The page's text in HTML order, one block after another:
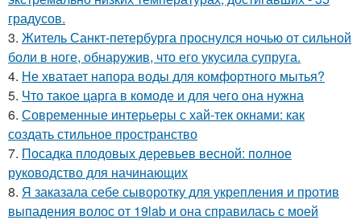
градусов.
3. Житель Санкт-петербурга проснулся ночью от сильной
боли в ноге, обнаружив, что его укусила супруга.
4. Не хватает напора воды для комфортного мытья?
5. Что такое царга в комоде и для чего она нужна
6. Современные интерьеры с хай-тек окнами: как
создать стильное пространство
7. Посадка плодовых деревьев весной: полное
руководство для начинающих
8. Я заказала себе сыворотку для укрепления и против
выпадения волос от 19lab и она справилась с моей